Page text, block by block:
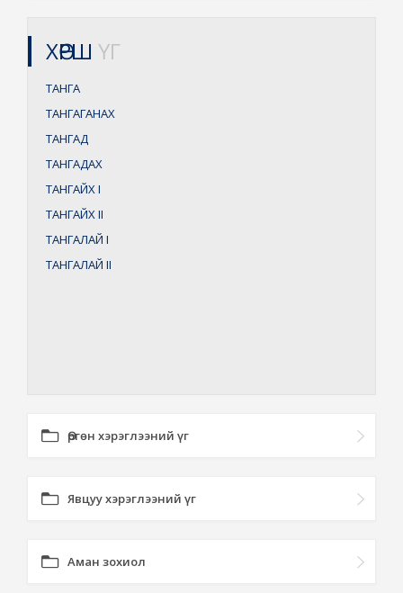
ХӨРШ ҮГ
ТАНГА
ТАНГАГАНАХ
ТАНГАД
ТАНГАДАХ
ТАНГАЙХI
ТАНГАЙХII
ТАНГАЛАЙ I
ТАНГАЛАЙ II
Өргөн хэрэглээний үг
Явцуу хэрэглээний үг
Аман зохиол